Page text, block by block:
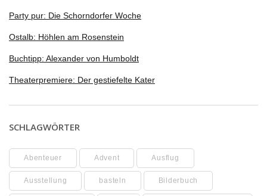
Party pur: Die Schorndorfer Woche
Ostalb: Höhlen am Rosenstein
Buchtipp: Alexander von Humboldt
Theaterpremiere: Der gestiefelte Kater
SCHLAGWÖRTER
Abenteuer Advent Ausflug
Ausstellung basteln Bilderbuch